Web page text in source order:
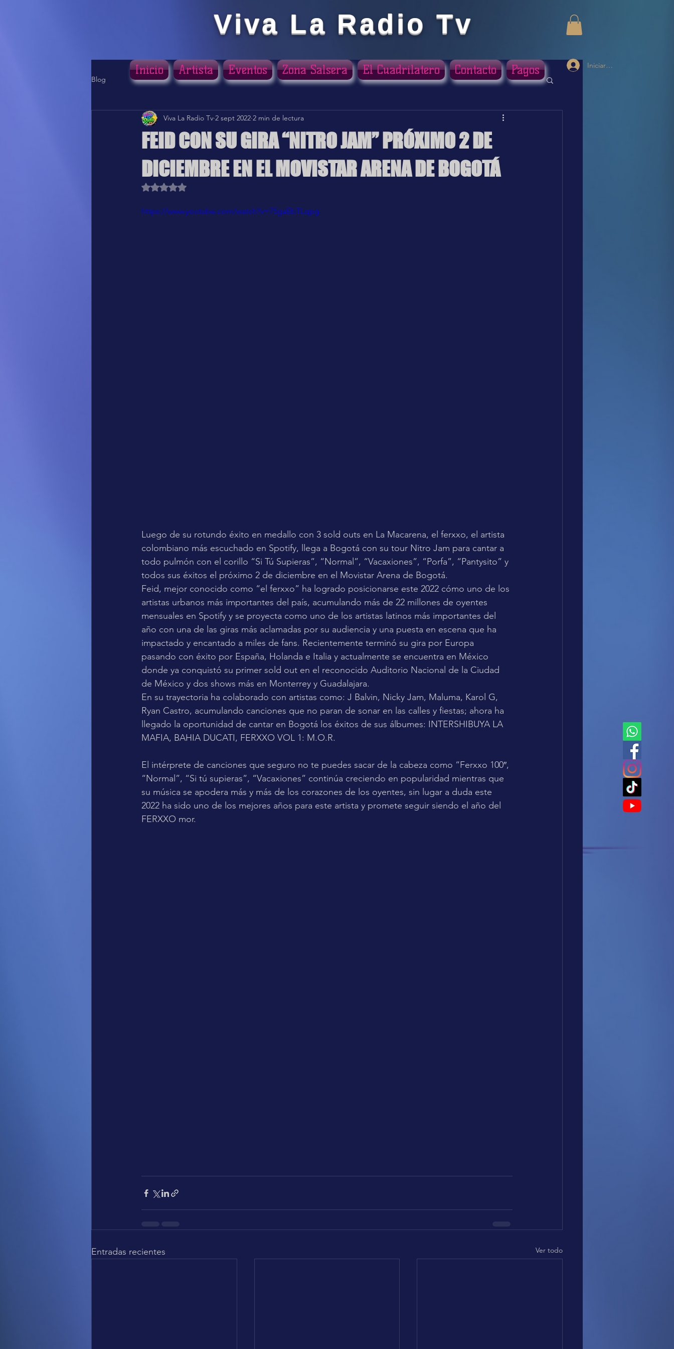
Viva La Radio Tv
Iniciar sesión
Blog
FEID CON SU GIRA “NITRO JAM” PRÓXIMO 2 DE
DICIEMBRE EN EL MOVISTAR ARENA DE BOGOTÁ
Viva La Radio Tv 2 sept 2022 2 min de lectura
Obtuvo NaN de 5 estrellas.
https://www.youtube.com/watch?v=75gaEbTLqpg
Luego de su rotundo éxito en medallo con 3 sold outs en La Macarena, el ferxxo, el artista
colombiano más escuchado en Spotify, llega a Bogotá con su tour Nitro Jam para cantar a
todo pulmón con el corillo “Si Tú Supieras”, “Normal”, “Vacaxiones”, “Porfa”, “Pantysito” y
todos sus éxitos el próximo 2 de diciembre en el Movistar Arena de Bogotá.
Feid, mejor conocido como “el ferxxo” ha logrado posicionarse este 2022 cómo uno de los
artistas urbanos más importantes del país, acumulando más de 22 millones de oyentes
mensuales en Spotify y se proyecta como uno de los artistas latinos más importantes del
año con una de las giras más aclamadas por su audiencia y una puesta en escena que ha
impactado y encantado a miles de fans. Recientemente terminó su gira por Europa
pasando con éxito por España, Holanda e Italia y actualmente se encuentra en México
donde ya conquistó su primer sold out en el reconocido Auditorio Nacional de la Ciudad
de México y dos shows más en Monterrey y Guadalajara.
En su trayectoria ha colaborado con artistas como: J Balvin, Nicky Jam, Maluma, Karol G,
Ryan Castro, acumulando canciones que no paran de sonar en las calles y fiestas; ahora ha
llegado la oportunidad de cantar en Bogotá los éxitos de sus álbumes: INTERSHIBUYA LA
MAFIA, BAHIA DUCATI, FERXXO VOL 1: M.O.R.
El intérprete de canciones que seguro no te puedes sacar de la cabeza como “Ferxxo 100′′,
“Normal”, “Si tú supieras”, “Vacaxiones” continúa creciendo en popularidad mientras que
su música se apodera más y más de los corazones de los oyentes, sin lugar a duda este
2022 ha sido uno de los mejores años para este artista y promete seguir siendo el año del
FERXXO mor.
Entradas recientes Ver todo
Inicio Artista Eventos Zona Salsera El Cuadrilatero Contacto Pagos